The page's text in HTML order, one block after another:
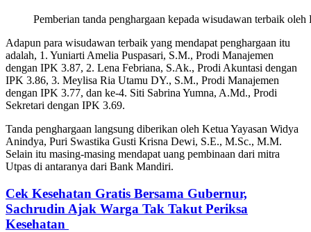
Pemberian tanda penghargaan kepada wisudawan terbaik
Adapun para wisudawan terbaik yang mendapat penghargaan itu
adalah, 1. Yuniarti Amelia Puspasari, S.M., Prodi Manajemen
dengan IPK 3.87, 2. Lena Febriana, S.Ak., Prodi Akuntasi dengan
IPK 3.86, 3. Meylisa Ria Utamu DY., S.M., Prodi Manajemen
dengan IPK 3.77, dan ke-4. Siti Sabrina Yumna, A.Md., Prodi
Sekretari dengan IPK 3.69.
Tanda penghargaan langsung diberikan oleh Ketua Yayasan Widya
Anindya, Puri Swastika Gusti Krisna Dewi, S.E., M.Sc., M.M.
Selain itu masing-masing mendapat uang pembinaan dari mitra
Utpas di antaranya dari Bank Mandiri.
Cek Kesehatan Gratis Bersama Gubernur,
Sachrudin Ajak Warga Tak Takut Periksa
Kesehatan